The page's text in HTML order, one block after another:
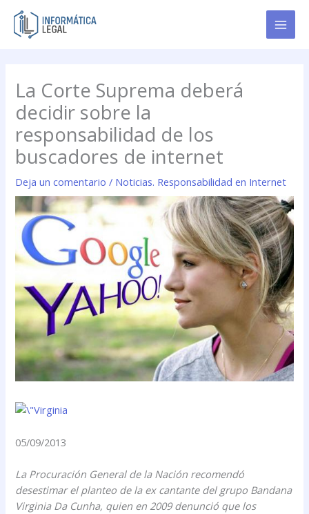
contenido
La Corte Suprema deberá
decidir sobre la
responsabilidad de los
buscadores de internet
Deja un comentario / Noticias. Responsabilidad en Internet
05/09/2013
La Procuración General de la Nación recomendó
desestimar el planteo de la ex cantante del grupo Bandana
Virginia Da Cunha, quien en 2009 denunció que los